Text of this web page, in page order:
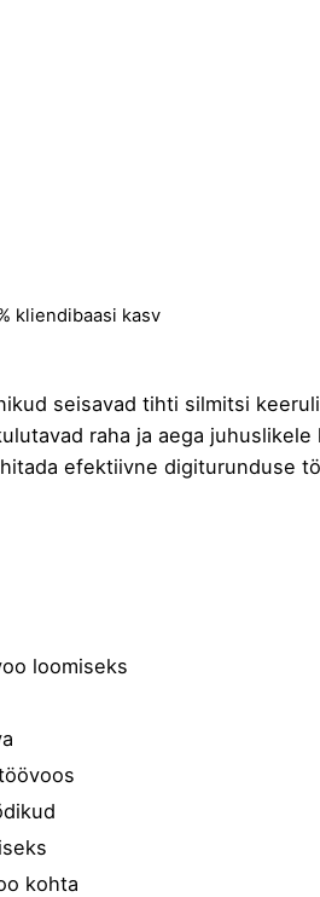
kliendibaasi kasv
seisavad tihti silmitsi
raha ja aega
efektiivne digiturunduse
loomiseks
kohta